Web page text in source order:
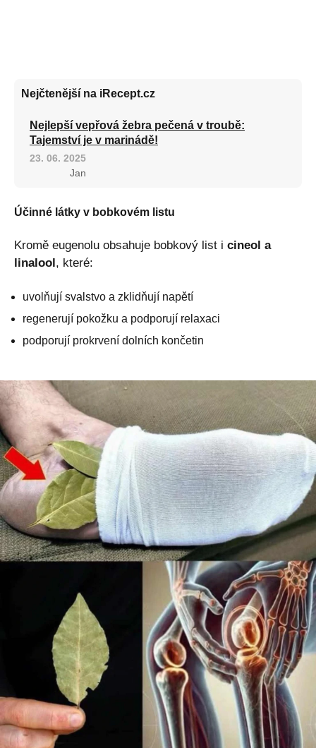
Nejčtenější na iRecept.cz
Nejlepší vepřová žebra pečená v troubě:
Tajemství je v marinádě!
23. 06. 2025
Jan
Účinné látky v bobkovém listu
Kromě eugenolu obsahuje bobkový list i cineol a
linalool, které:
uvolňují svalstvo a zklidňují napětí
regenerují pokožku a podporují relaxaci
podporují prokrvení dolních končetin